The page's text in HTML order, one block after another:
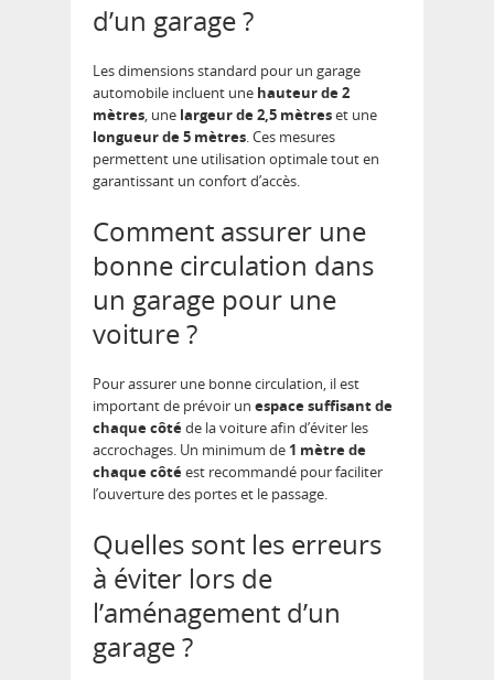
d’un garage ?
Les dimensions standard pour un garage
automobile incluent une hauteur de 2
mètres, une largeur de 2,5 mètreset une
longueur de 5 mètres. Ces mesures
permettent une utilisation optimale tout en
garantissant un confort d’accès.
Comment assurer une
bonne circulation dans
un garage pour une
voiture ?
Pour assurer une bonne circulation, il est
important de prévoir un espace suffisant de
chaque côtéde la voiture afin d’éviter les
accrochages. Un minimum de 1 mètre de
chaque côtéest recommandé pour faciliter
l’ouverture des portes et le passage.
Quelles sont les erreurs
à éviter lors de
l’aménagement d’un
garage ?